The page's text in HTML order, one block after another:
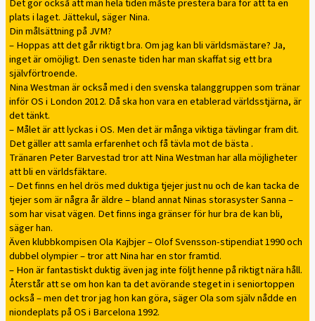
Det gör också att man hela tiden måste prestera bara för att ta en
plats i laget. Jättekul, säger Nina.
Din målsättning på JVM?
– Hoppas att det går riktigt bra. Om jag kan bli världsmästare? Ja,
inget är omöjligt. Den senaste tiden har man skaffat sig ett bra
självförtroende.
Nina Westman är också med i den svenska talanggruppen som tränar
inför OS i London 2012. Då ska hon vara en etablerad världsstjärna, är
det tänkt.
– Målet är att lyckas i OS. Men det är många viktiga tävlingar fram dit.
Det gäller att samla erfarenhet och få tävla mot de bästa .
Tränaren Peter Barvestad tror att Nina Westman har alla möjligheter
att bli en världsfäktare.
– Det finns en hel drös med duktiga tjejer just nu och de kan tacka de
tjejer som är några år äldre – bland annat Ninas storasyster Sanna –
som har visat vägen. Det finns inga gränser för hur bra de kan bli,
säger han.
Även klubbkompisen Ola Kajbjer – Olof Svensson-stipendiat 1990 och
dubbel olympier – tror att Nina har en stor framtid.
– Hon är fantastiskt duktig även jag inte följt henne på riktigt nära håll.
Återstår att se om hon kan ta det avörande steget in i seniortoppen
också – men det tror jag hon kan göra, säger Ola som själv nådde en
niondeplats på OS i Barcelona 1992.